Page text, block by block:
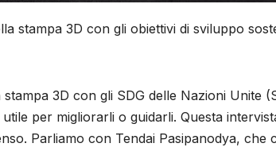
stampa 3D con gli obiettivi di sviluppo
3D con gli SDG delle Nazioni Unite
per migliorarli o guidarli. Questa
Parliamo con Tendai Pasipanodya, che